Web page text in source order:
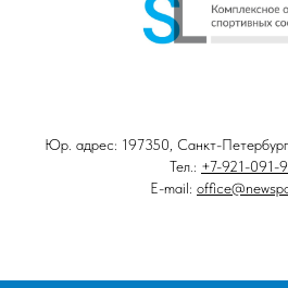
Юр. адрес: 197350, Санкт-
Тел.: +7-921-091-
E-mail: